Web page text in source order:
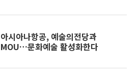
아시아나항공, 예술의전당과
MOU…문화예술 활성화한다